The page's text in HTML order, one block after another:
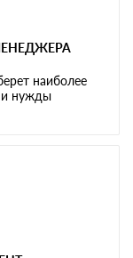
наиболее
нужды